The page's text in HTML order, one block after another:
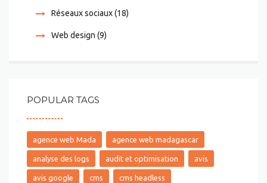
Réseaux sociaux(18)
Web design (9)
POPULAR TAGS
agence web Mada agence web madagascar
analyse des logs audit et optimisation avis
avis google cms cms headless